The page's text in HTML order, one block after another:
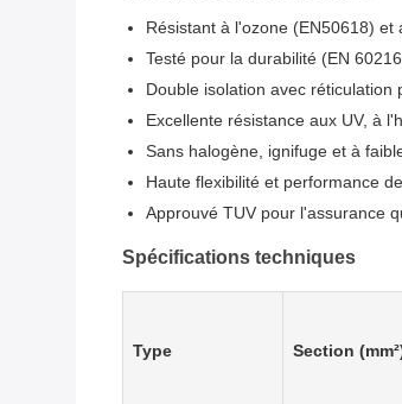
Résistant à l'ozone (EN50618) et
Testé pour la durabilité (EN
Double isolation avec réticulation
Excellente résistance aux UV, à
Sans halogène, ignifuge et à
Haute flexibilité et performance
Approuvé TUV pour l'assurance
Spécifications techniques
Type Section